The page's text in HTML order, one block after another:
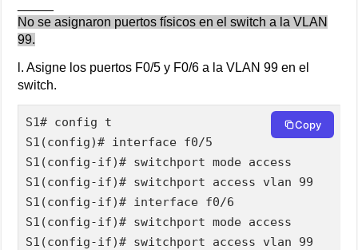
No se asignaron puertos físicos en el switch a la VLAN
99.
l. Asigne los puertos F0/5 y F0/6 a la VLAN 99 en el
switch.
S1# config t
S1(config)# interface f0/5
S1(config-if)# switchport mode access
S1(config-if)# switchport access vlan 99
S1(config-if)# interface f0/6
S1(config-if)# switchport mode access
S1(config-if)# switchport access vlan 99
Copy